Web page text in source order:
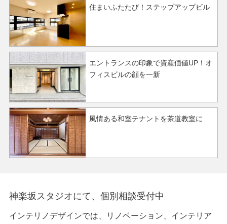
住まいふたたび！ステップアップビル
エントランスの印象で資産価値UP！オ
フィスビルの顔を一新
風情ある和室テナントを茶道教室に
神楽坂スタジオにて、個別相談受付中
インテリノデザインでは、リノベーション、インテリア